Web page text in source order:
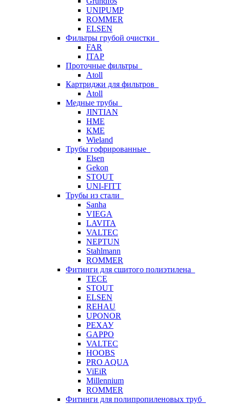
UNIPUMP
ROMMER
ELSEN
Фильтры грубой очистки
FAR
ITAP
Проточные фильтры
Atoll
Картриджи для фильтров
Atoll
Медные трубы
JINTIAN
HME
KME
Wieland
Трубы гофрированные
Elsen
Gekon
STOUT
UNI-FITT
Трубы из стали
Sanha
VIEGA
LAVITA
VALTEC
NEPTUN
Stahlmann
ROMMER
Фитинги для сшитого полиэтилена
TECE
STOUT
ELSEN
REHAU
UPONOR
РЕХАУ
GAPPO
VALTEC
HOOBS
PRO AQUA
ViEiR
Millennium
ROMMER
Фитинги для полипропиленовых труб